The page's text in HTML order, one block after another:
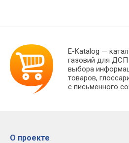
E-Katalog —
газовий для ДСП
выбора
товаров,
с письменного
О проекте